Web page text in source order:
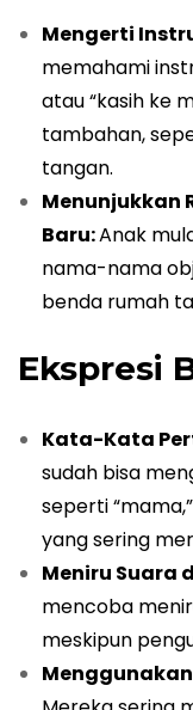
Mengerti
memahami
atau “kasih ke
tambahan,
tangan.
Menunjukkan
Baru:Anak
nama-nama
benda rumah
Ekspresi
Kata-Kata
sudah bisa
seperti
yang sering
Meniru Suara
mencoba
meskipun